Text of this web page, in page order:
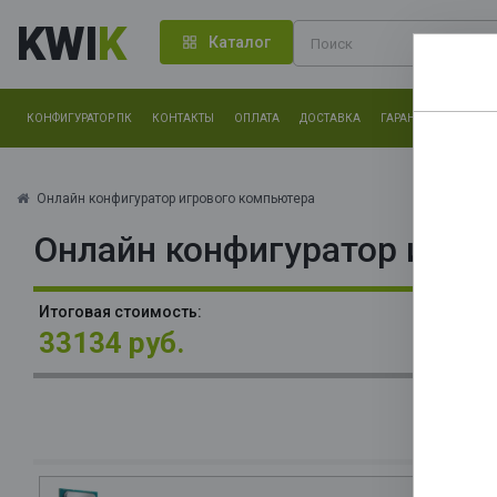
KWIK Каталог
КОНФИГУРАТОР ПК КОНТАКТЫ ОПЛАТА ДОСТАВКА ГАРАНТИЯ
Онлайн конфигуратор игрового компьютера
Онлайн конфигуратор
Итоговая стоимость:
33134 руб.